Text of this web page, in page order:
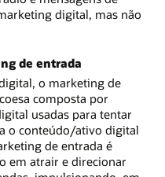
digital, mas não
de entrada
o marketing de
composta por
usadas para tentar
o conteúdo/ativo digital
de entrada é
em atrair e direcionar